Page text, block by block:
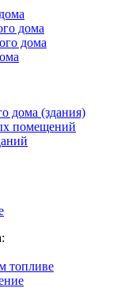
дома
дома
дома (здания)
помещений
топливе